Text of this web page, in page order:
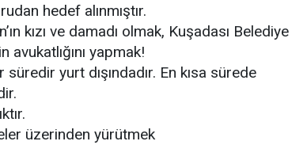
hedef alınmıştır.
kızı ve damadı olmak, Kuşadası Belediye
avukatlığını yapmak!
süredir yurt dışındadır. En kısa sürede
üzerinden yürütmek